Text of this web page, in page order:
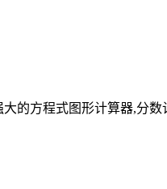
的方程式图形计算器,